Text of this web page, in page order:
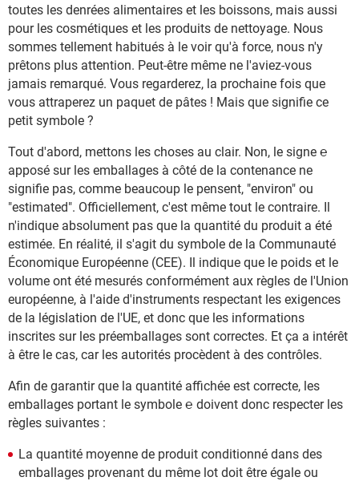
toutes les denrées alimentaires et les boissons, mais aussi
pour les cosmétiques et les produits de nettoyage. Nous
sommes tellement habitués à le voir qu'à force, nous n'y
prêtons plus attention. Peut-être même ne l'aviez-vous
jamais remarqué. Vous regarderez, la prochaine fois que
vous attraperez un paquet de pâtes ! Mais que signifie ce
petit symbole ?
Tout d'abord, mettons les choses au clair. Non, le signe ℮
apposé sur les emballages à côté de la contenance ne
signifie pas, comme beaucoup le pensent, "environ" ou
"estimated". Officiellement, c'est même tout le contraire. Il
n'indique absolument pas que la quantité du produit a été
estimée. En réalité, il s'agit du symbole de la Communauté
Économique Européenne (CEE). Il indique que le poids et le
volume ont été mesurés conformément aux règles de l'Union
européenne, à l'aide d'instruments respectant les exigences
de la législation de l'UE, et donc que les informations
inscrites sur les préemballages sont correctes. Et ça a intérêt
à être le cas, car les autorités procèdent à des contrôles.
Afin de garantir que la quantité affichée est correcte, les
emballages portant le symbole ℮ doivent donc respecter les
règles suivantes :
La quantité moyenne de produit conditionné dans des
emballages provenant du même lot doit être égale ou